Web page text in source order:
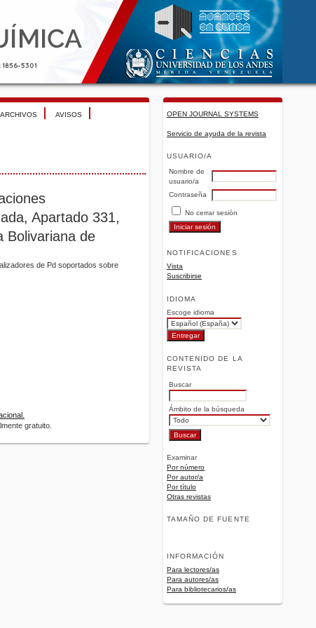
OPEN JOURNAL SYSTEMS
Servicio de ayuda de la revista
USUARIO/A
Nombre de
usuario/a
Contraseña
No cerrar sesión
NOTIFICACIONES
Vista
Suscribirse
IDIOMA
Escoge idioma
CONTENIDO DE LA
REVISTA
Buscar
Ámbito de la búsqueda
Examinar
Por número
Por autor/a
Por título
Otras revistas
TAMAÑO DE FUENTE
INFORMACIÓN
Para lectores/as
Para autores/as
Para bibliotecarios/as
ARCHIVOS AVISOS
Apartado 331,
Bolivariana de
de Pd soportados sobre
gratuito.